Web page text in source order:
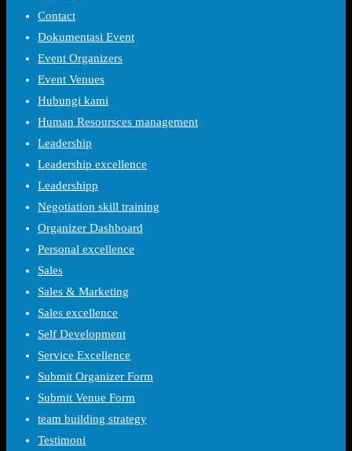
Contact
Dokumentasi Event
Event Organizers
Event Venues
Hubungi kami
Human Resoursces management
Leadership
Leadership excellence
Leadershipp
Negotiation skill training
Organizer Dashboard
Personal excellence
Sales
Sales & Marketing
Sales excellence
Self Development
Service Excellence
Submit Organizer Form
Submit Venue Form
team building strategy
Testimoni